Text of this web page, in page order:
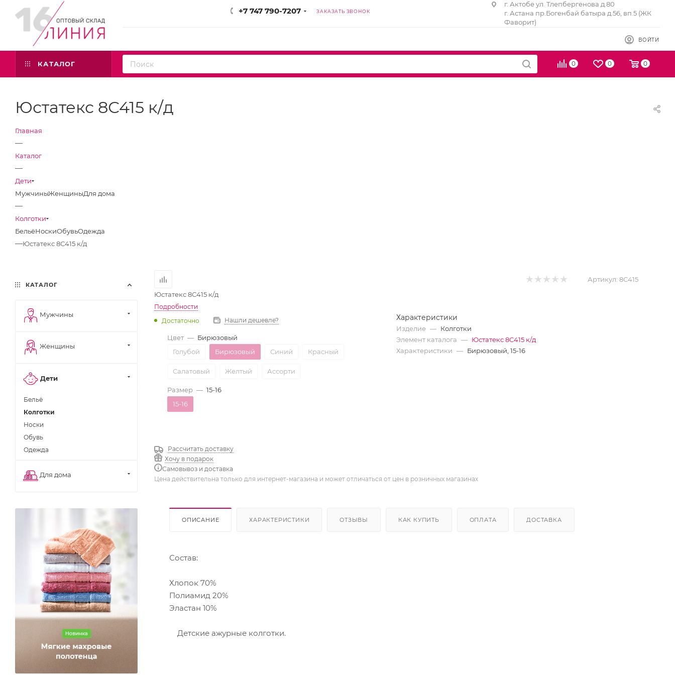
+7 747 790-7207 ЗАКАЗАТЬ ЗВОНОК
г. Актобе ул. Тлепбергенова д.80
г. Астана пр.Богенбай батыра д.56, вп.5 (ЖК
Фаворит)
ВОЙТИ
0 0 0
КАТАЛОГ
Юстатекс 8С415 к/д
Главная
—
Каталог
—
Дети
МужчиныЖенщиныДля дома
—
Колготки
БельёНоскиОбувьОдежда
—Юстатекс 8С415 к/д
Артикул: 8С415
Юстатекс 8С415 к/д
Подробности
Достаточно
Нашли дешевле?
Цвет — Бирюзовый
Голубой
Бирюзовый Синий Красный
Салатовый Желтый Ассорти
Размер — 15-16
15-16
Рассчитать доставку
Хочу в подарок
Самовывоз и доставка
Характеристики
Изделие — Колготки
Элемент каталога — Юстатекс 8С415 к/д
Характеристики — Бирюзовый, 15-16
Цена действительна только для интернет-магазина и может отличаться от цен в розничных магазинах
ОПИСАНИЕ ХАРАКТЕРИСТИКИ ОТЗЫВЫ КАК КУПИТЬ ОПЛАТА ДОСТАВКА
Состав:
Хлопок 70%
Полиамид 20%
Эластан 10%
Детские ажурные колготки.
КАТАЛОГ
Мужчины
Женщины
Дети
Бельё
Колготки
Носки
Обувь
Одежда
Для дома